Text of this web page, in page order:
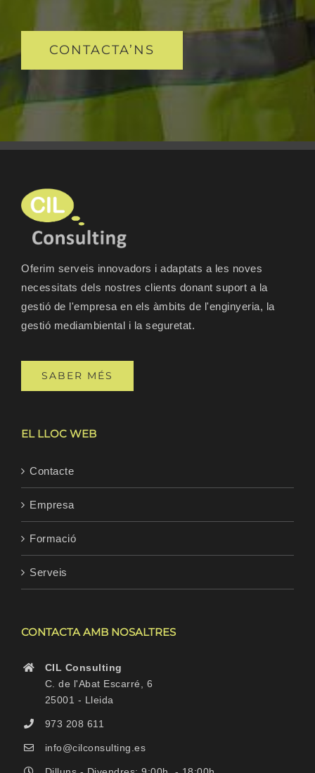
CONTACTA’NS
Oferim serveis innovadors i adaptats a les noves
necessitats dels nostres clients donant suport a la
gestió de l'empresa en els àmbits de l'enginyeria, la
gestió mediambiental i la seguretat.
SABER MÉS
EL LLOC WEB
Contacte
Empresa
Formació
Serveis
CONTACTA AMB NOSALTRES
CIL Consulting
C. de l'Abat Escarré, 6
25001 - Lleida
973 208 611
info@cilconsulting.es